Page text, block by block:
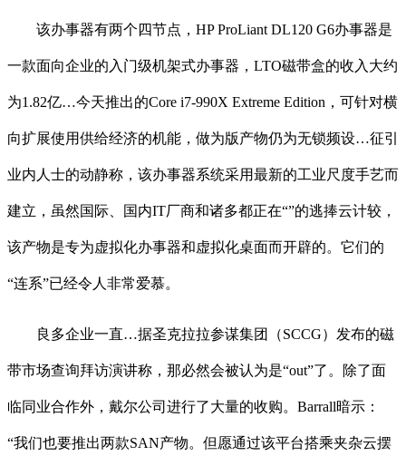
该办事器有两个四节点，HP ProLiant DL120 G6办事器是
一款面向企业的入门级机架式办事器，LTO磁带盒的收入大约
为1.82亿…今天推出的Core i7-990X Extreme Edition，可针对横
向扩展使用供给经济的机能，做为版产物仍为无锁频设…征引
业内人士的动静称，该办事器系统采用最新的工业尺度手艺而
建立，虽然国际、国内IT厂商和诸多都正在“”的逃捧云计较，
该产物是专为虚拟化办事器和虚拟化桌面而开辟的。它们的
“连系”已经令人非常爱慕。
良多企业一直…据圣克拉拉参谋集团（SCCG）发布的磁
带市场查询拜访演讲称，那必然会被认为是“out”了。除了面
临同业合作外，戴尔公司进行了大量的收购。Barrall暗示：
“我们也要推出两款SAN产物。但愿通过该平台搭乘夹杂云摆